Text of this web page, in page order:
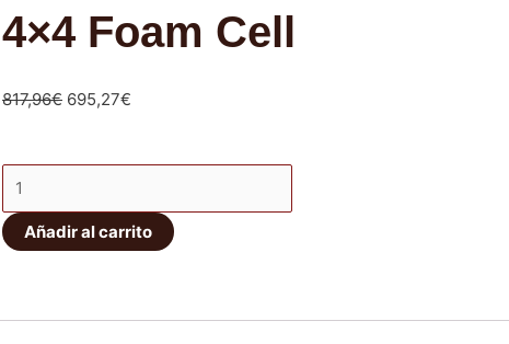
4×4 Foam Cell
817,96€ El
817,96€.
695,27€
695,27€.
Kit
amortiguadores
Ironman
Cell
Añadir al carrito